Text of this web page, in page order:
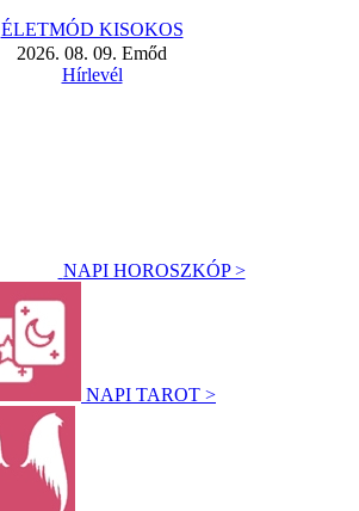
ÉLETMÓD KISOKOS
2026. 08. 09. Emőd
Hírlevél
NAPI HOROSZKÓP >
NAPI TAROT >